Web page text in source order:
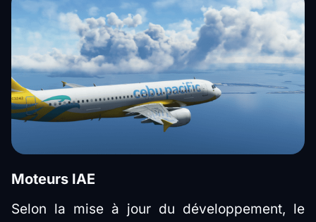
Moteurs IAE
Selon la mise à jour du développement, le